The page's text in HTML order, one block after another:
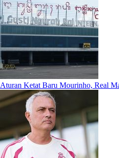
Aturan Ketat Baru Mourinho, Real